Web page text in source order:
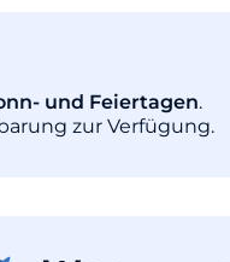
und Feiertagen.
zur Verfügung.